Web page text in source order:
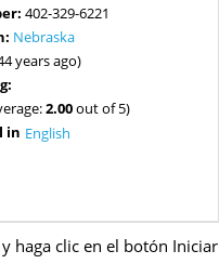
402-329-6221
Nebraska
years ago)
2.00out of 5)
English
in
haga clic en el botón Iniciar